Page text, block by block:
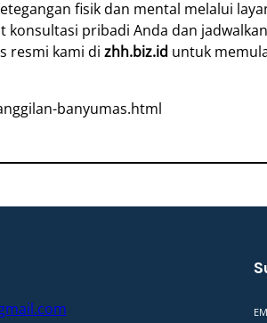
fisik dan mental melalui
pribadi Anda dan
resmi kami di zhh.biz.id untuk
banyumas.html